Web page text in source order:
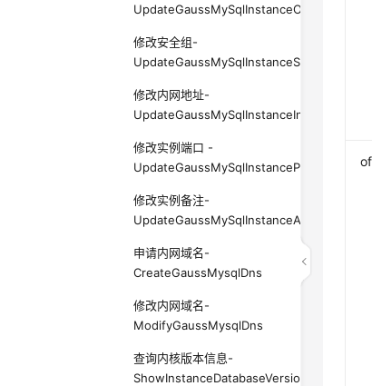
UpdateGaussMySqlInstanceOpsWindow
修改安全组-
UpdateGaussMySqlInstanceSecurityGroup
修改内网地址-
UpdateGaussMySqlInstanceInternalIp
修改实例端口 -
UpdateGaussMySqlInstancePort
修改实例备注-
UpdateGaussMySqlInstanceAlias
申请内网域名-
CreateGaussMysqlDns
修改内网域名-
ModifyGaussMysqlDns
查询内核版本信息-
ShowInstanceDatabaseVersion